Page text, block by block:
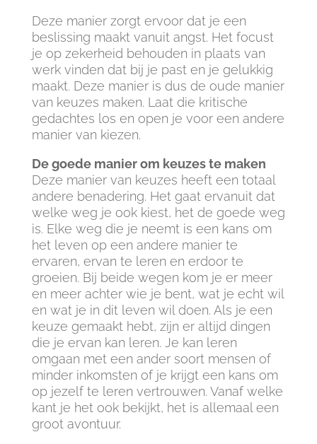
Deze manier zorgt ervoor dat je een
beslissing maakt vanuit angst. Het focust
je op zekerheid behouden in plaats van
werk vinden dat bij je past en je gelukkig
maakt. Deze manier is dus de oude manier
van keuzes maken. Laat die kritische
gedachtes los en open je voor een andere
manier van kiezen.
De goede manier om keuzes te maken
Deze manier van keuzes heeft een totaal
andere benadering. Het gaat ervanuit dat
welke weg je ook kiest, het de goede weg
is. Elke weg die je neemt is een kans om
het leven op een andere manier te
ervaren, ervan te leren en erdoor te
groeien. Bij beide wegen kom je er meer
en meer achter wie je bent, wat je echt wil
en wat je in dit leven wil doen. Als je een
keuze gemaakt hebt, zijn er altijd dingen
die je ervan kan leren. Je kan leren
omgaan met een ander soort mensen of
minder inkomsten of je krijgt een kans om
op jezelf te leren vertrouwen. Vanaf welke
kant je het ook bekijkt, het is allemaal een
groot avontuur.